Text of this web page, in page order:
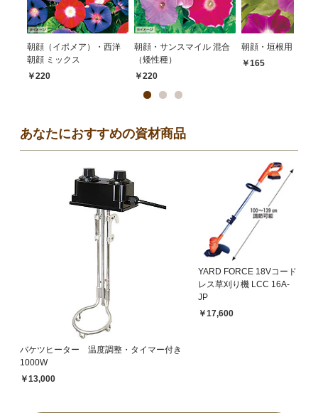
朝顔（イポメア）・西洋
朝顔 ミックス
￥220
朝顔・サンスマイル 混合
（矮性種）
￥220
朝顔・垣根用 混合
￥165
あなたにおすすめの資材商品
バケツヒーター 温度調整・タイマー付き
1000W
￥13,000
YARD FORCE 18Vコード
レス草刈り機 LCC 16A-
JP
￥17,600